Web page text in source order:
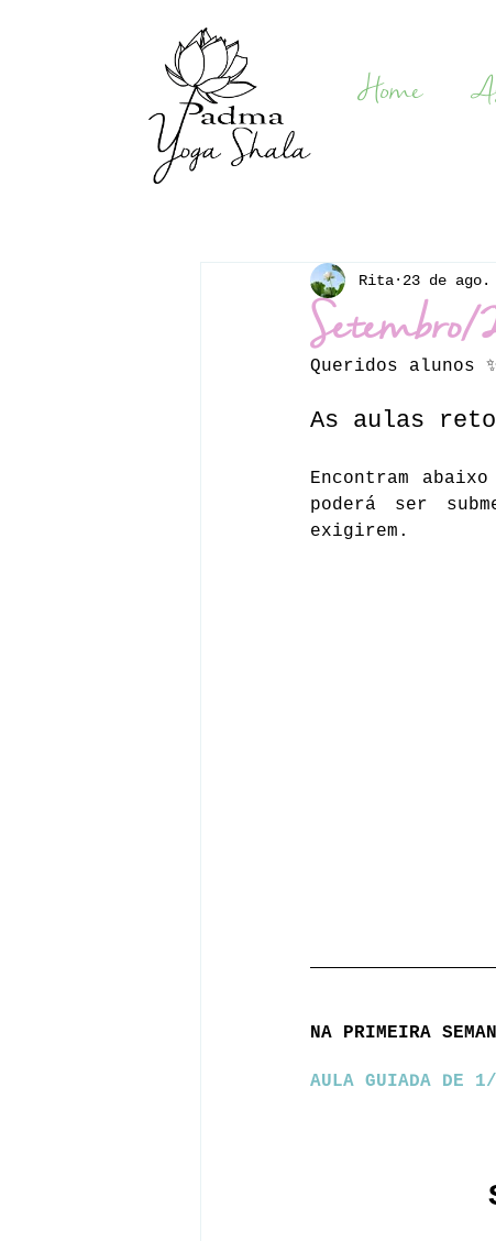
Home
Setembro/
Rita 23 de ago.
Queridos alunos
As aulas
Encontram
poderá ser
exigirem.
NA PRIMEIRA
AULA GUIADA DE